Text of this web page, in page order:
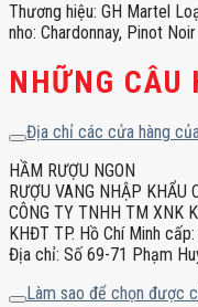
Thương hiệu: GH Martel
nho: Chardonnay, Pinot
NHỮNG CÂU
Địa chỉ các cửa hàng
HẦM RƯỢU NGON
RƯỢU VANG NHẬP KHẨU
CÔNG TY TNHH TM XNK
KHĐT TP. Hồ Chí Minh
Địa chỉ: Số 69-71 Phạm
Làm sao để chọn được